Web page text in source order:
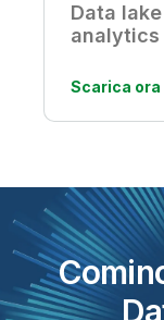
Data
analytics
Scarica ora